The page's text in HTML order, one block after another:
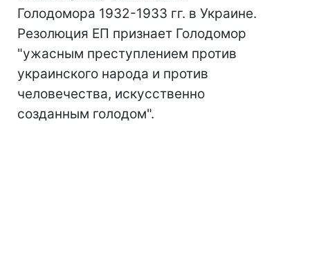
Голодомора 1932-1933 гг. в Украине.
Резолюция ЕП признает Голодомор
"ужасным преступлением против
украинского народа и против
человечества, искусственно
созданным голодом".